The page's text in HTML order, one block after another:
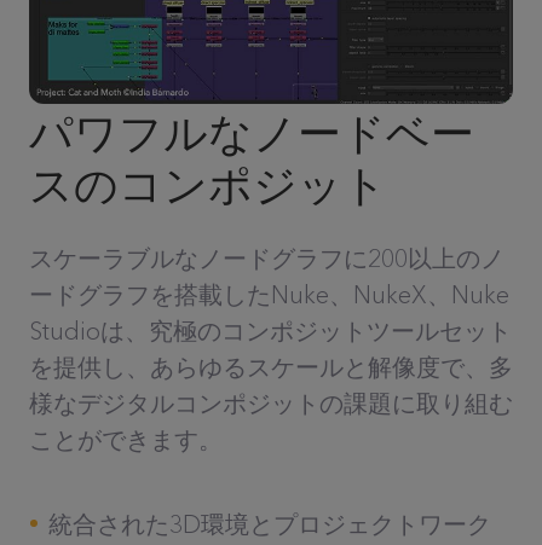
パワフルなノードベー
スのコンポジット
スケーラブルなノードグラフに200以上のノ
ードグラフを搭載したNuke、NukeX、Nuke
Studioは、究極のコンポジットツールセット
を提供し、あらゆるスケールと解像度で、多
様なデジタルコンポジットの課題に取り組む
ことができます。
統合された3D環境とプロジェクトワーク